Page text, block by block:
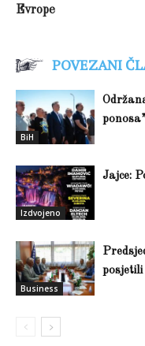
Evrope
POVEZANI
BiH
Izdvojeno
Jajce:
Business